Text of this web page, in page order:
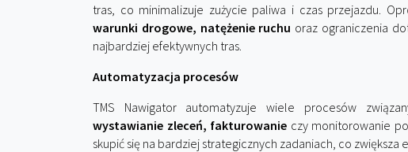
tras, co minimalizuje zużycie paliwa i czas przejazdu.
warunki drogowe, natężenie ruchu oraz ograniczenia
najbardziej efektywnych tras.
Automatyzacja procesów
TMS Nawigator automatyzuje wiele procesów
wystawianie zleceń, fakturowanie czy monitorowanie
skupić się na bardziej strategicznych zadaniach, co zwiększa